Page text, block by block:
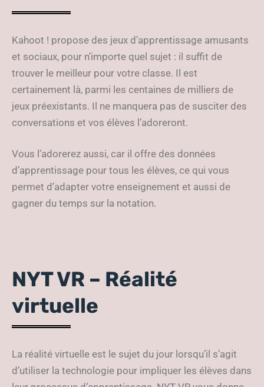
Kahoot ! propose des jeux d’apprentissage amusants
et sociaux, pour n’importe quel sujet : il suffit de
trouver le meilleur pour votre classe. Il est
certainement là, parmi les centaines de milliers de
jeux préexistants. Il ne manquera pas de susciter des
conversations et vos élèves l’adoreront.
Vous l’adorerez aussi, car il offre des données
d’apprentissage pour tous les élèves, ce qui vous
permet d’adapter votre enseignement et aussi de
gagner du temps sur la notation.
NYT VR – Réalité
virtuelle
La réalité virtuelle est le sujet du jour lorsqu’il s’agit
d’utiliser la technologie pour impliquer les élèves dans